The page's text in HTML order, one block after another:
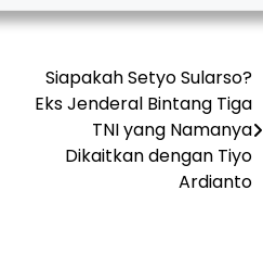
Siapakah Setyo Sularso?
Eks Jenderal Bintang Tiga
TNI yang Namanya
Dikaitkan dengan Tiyo
Ardianto